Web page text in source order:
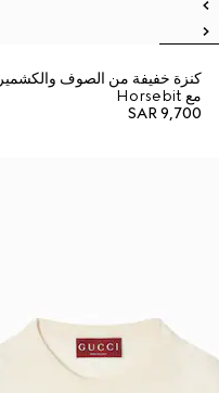
كنزة خفيفة من الصوف والكشمير
مع Horsebit
SAR 9,700